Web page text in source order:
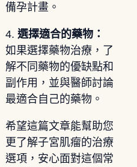
備孕計畫。
4. 選擇適合的藥物：
如果選擇藥物治療，了
解不同藥物的優缺點和
副作用，並與醫師討論
最適合自己的藥物。
希望這篇文章能幫助您
更了解子宮肌瘤的治療
選項，安心面對這個常